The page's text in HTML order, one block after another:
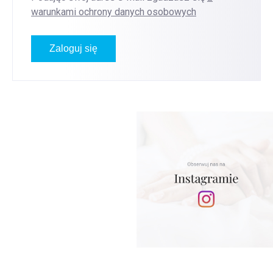
warunkami ochrony danych osobowych
Zaloguj się